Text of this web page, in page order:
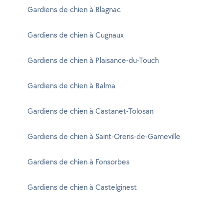
Gardiens de chien à Blagnac
Gardiens de chien à Cugnaux
Gardiens de chien à Plaisance-du-Touch
Gardiens de chien à Balma
Gardiens de chien à Castanet-Tolosan
Gardiens de chien à Saint-Orens-de-Gameville
Gardiens de chien à Fonsorbes
Gardiens de chien à Castelginest